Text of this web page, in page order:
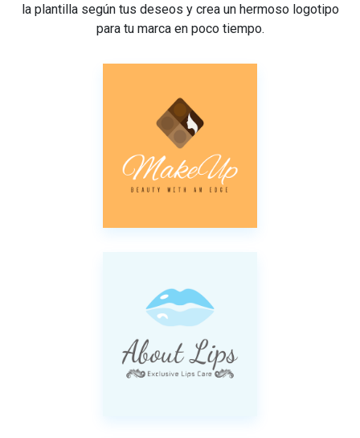
la plantilla según tus deseos y crea un hermoso logotipo
para tu marca en poco tiempo.